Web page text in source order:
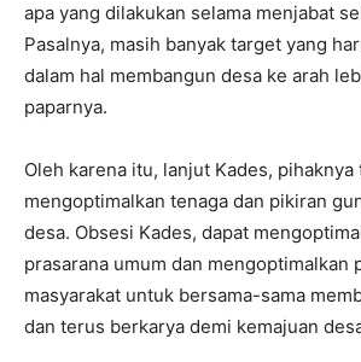
apa yang dilakukan selama menjabat
Pasalnya, masih banyak target yang
dalam hal membangun desa ke arah
paparnya.
Oleh karena itu, lanjut Kades,
mengoptimalkan tenaga dan pikiran
desa. Obsesi Kades, dapat
prasarana umum dan mengoptimalkan
masyarakat untuk bersama-sama
dan terus berkarya demi kemajuan